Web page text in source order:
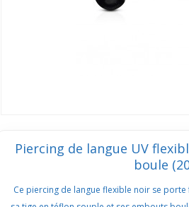
Piercing de langue UV
boule
Ce piercing de langue flexible noir se